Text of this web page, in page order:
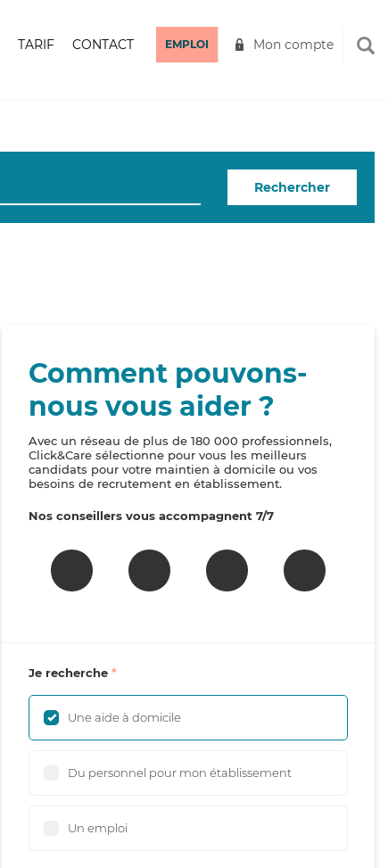
TARIF CONTACT EMPLOI Mon compte
Rechercher
Comment pouvons-
nous vous aider ?
Avec un réseau de plus de 180 000 professionnels,
Click&Care sélectionne pour vous les meilleurs
candidats pour votre maintien à domicile ou vos
besoins de recrutement en établissement.
Nos conseillers vous accompagnent 7/7
Je recherche
Une aide à domicile
Du personnel pour mon établissement
Un emploi